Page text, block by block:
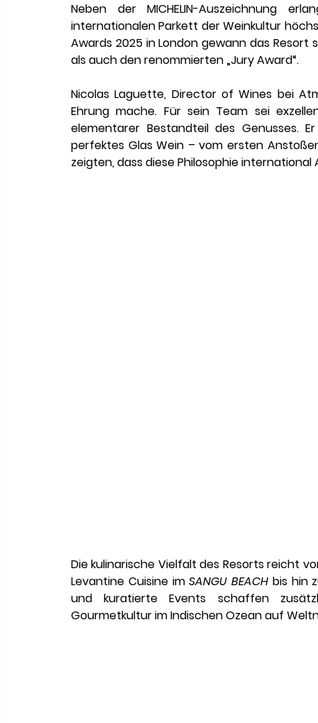
Neben der MICHELIN-Auszeichnung
internationalen Parkett der Weinkultur
Awards 2025 in London gewann das Resort
als auch den renommierten „Jury Award“.
Nicolas Laguette, Director of Wines bei
Ehrung mache. Für sein Team sei
elementarer Bestandteil des Genusses.
perfektes Glas Wein – vom ersten
zeigten, dass diese Philosophie
Die kulinarische Vielfalt des Resorts reicht
Levantine Cuisine im SANGU BEACH bis hin
und kuratierte Events schaffen
Gourmetkultur im Indischen Ozean auf